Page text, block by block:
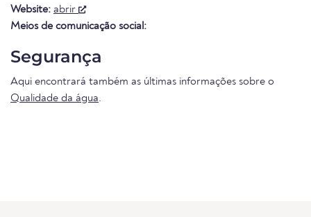
Website: abrir
Meios de comunicação social:
Segurança
Aqui encontrará também as últimas informações sobre o
Qualidade da água.